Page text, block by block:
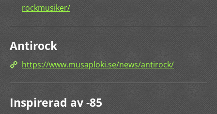
rockmusiker/
Antirock
https://www.musaploki.se/news/antirock/
Inspirerad av -85